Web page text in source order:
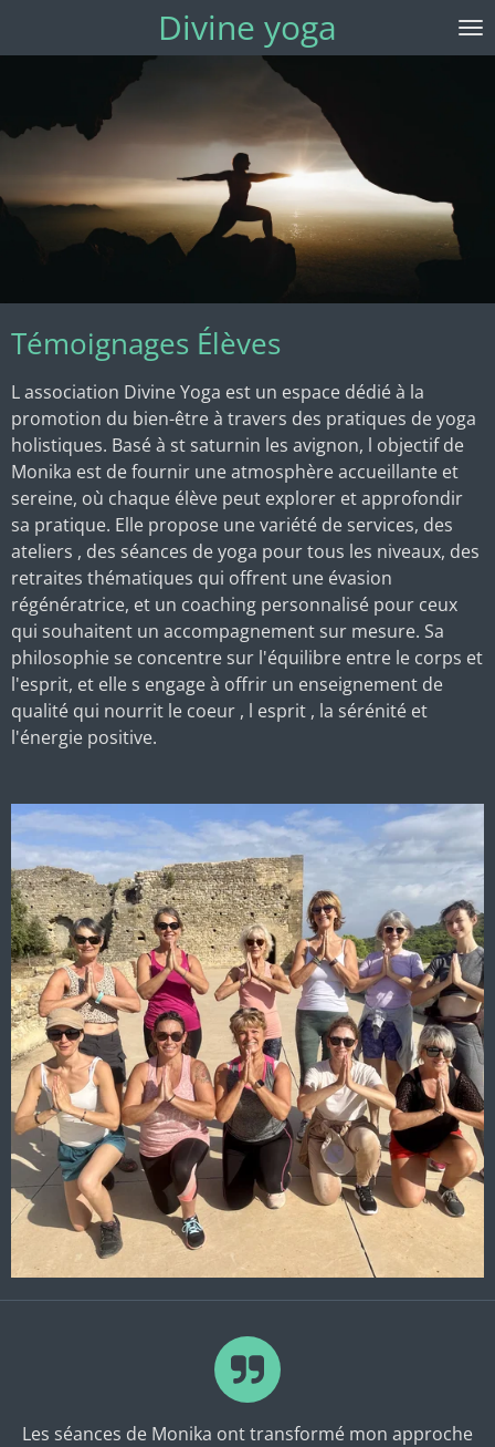
Divine yoga
Témoignages Élèves
L association Divine Yoga est un espace dédié à la
promotion du bien-être à travers des pratiques de yoga
holistiques. Basé à st saturnin les avignon, l objectif de
Monika est de fournir une atmosphère accueillante et
sereine, où chaque élève peut explorer et approfondir
sa pratique. Elle propose une variété de services, des
ateliers , des séances de yoga pour tous les niveaux, des
retraites thématiques qui offrent une évasion
régénératrice, et un coaching personnalisé pour ceux
qui souhaitent un accompagnement sur mesure. Sa
philosophie se concentre sur l'équilibre entre le corps et
l'esprit, et elle s engage à offrir un enseignement de
qualité qui nourrit le coeur , l esprit , la sérénité et
l'énergie positive.
Les séances de Monika ont transformé mon approche